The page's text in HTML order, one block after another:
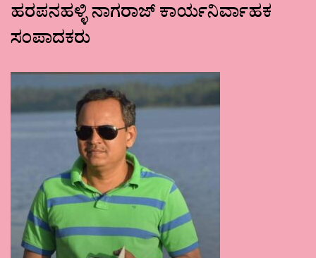
ಹರಪನಹಳ್ಳಿ ನಾಗರಾಜ್ ಕಾರ್ಯನಿರ್ವಾಹಕ
ಸಂಪಾದಕರು